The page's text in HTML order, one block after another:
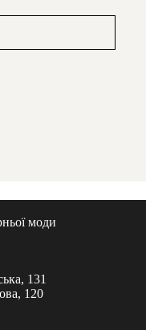
моди
131
120